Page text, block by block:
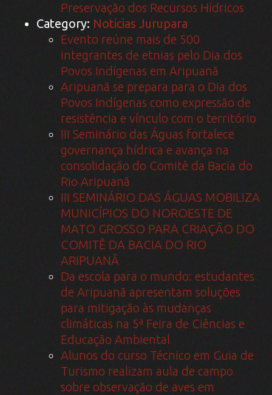
Preservação dos Recursos Hídricos
Category: Noticias Jurupara
Evento reúne mais de 500
integrantes de etnias pelo Dia dos
Povos Indígenas em Aripuanã
Aripuanã se prepara para o Dia dos
Povos Indígenas como expressão de
resistência e vínculo com o território
III Seminário das Águas fortalece
governança hídrica e avança na
consolidação do Comitê da Bacia do
Rio Aripuanã
III SEMINÁRIO DAS ÁGUAS MOBILIZA
MUNICÍPIOS DO NOROESTE DE
MATO GROSSO PARA CRIAÇÃO DO
COMITÊ DA BACIA DO RIO
ARIPUANÃ
Da escola para o mundo: estudantes
de Aripuanã apresentam soluções
para mitigação às mudanças
climáticas na 5ª Feira de Ciências e
Educação Ambiental
Alunos do curso Técnico em Guia de
Turismo realizam aula de campo
sobre observação de aves em